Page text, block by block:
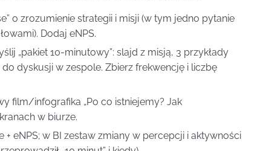
o zrozumienie strategii i misji (w tym jedno pytanie
Dodaj eNPS.
„pakiet 10-minutowy”: slajd z misją, 3 przykłady
dyskusji w zespole. Zbierz frekwencję i liczbę
film/infografika „Po co istniejemy? Jak
w biurze.
eNPS; w BI zestaw zmiany w percepcji i aktywności